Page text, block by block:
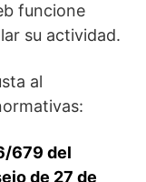
funcione
su actividad.
al
679 del
de 27 de